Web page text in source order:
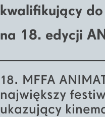
kwalifikujący
na 18. edycji
18. MFFA
największy
ukazujący